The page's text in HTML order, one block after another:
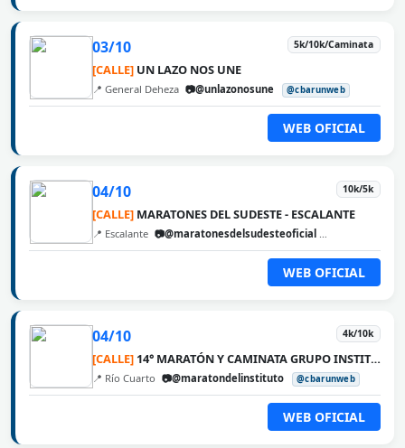
03/10 5k/10k/Caminata
[CALLE] UN LAZO NOS UNE
📍 General Deheza 📷@unlazonosune @cbarunweb
WEB OFICIAL
04/10 10k/5k
[CALLE] MARATONES DEL SUDESTE - ESCALANTE
📍 Escalante 📷@maratonesdelsudesteoficial
WEB OFICIAL
04/10 4k/10k
[CALLE] 14° MARATÓN Y CAMINATA GRUPO INSTITUTO MÉDICO
📍 Río Cuarto 📷@maratondelinstituto @cbarunweb
WEB OFICIAL